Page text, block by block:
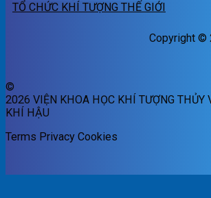
TỔ CHỨC KHÍ TƯỢNG THẾ GIỚI
Copyright ©
©
2026 VIỆN KHOA HỌC KHÍ TƯỢNG THỦY
KHÍ HẬU
Terms Privacy Cookies